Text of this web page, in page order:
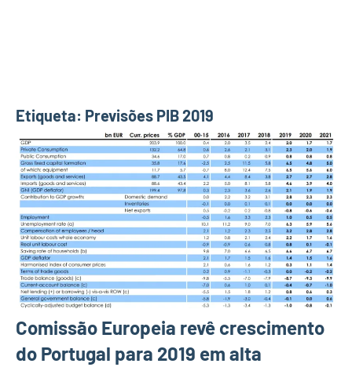
Etiqueta: Previsões PIB 2019
Comissão Europeia revê crescimento
do Portugal para 2019 em alta